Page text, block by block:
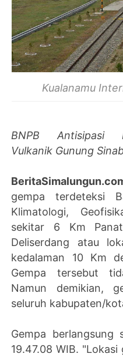
Kualanamu
BNPB Antisipasi
Vulkanik Gunung
gempa terdeteksi
Klimatologi,
sekitar 6 Km
Deliserdang atau
kedalaman 10 Km
Gempa tersebut
Namun demikian,
seluruh kabupaten/
Gempa berlangsung
19.47.08 WIB.